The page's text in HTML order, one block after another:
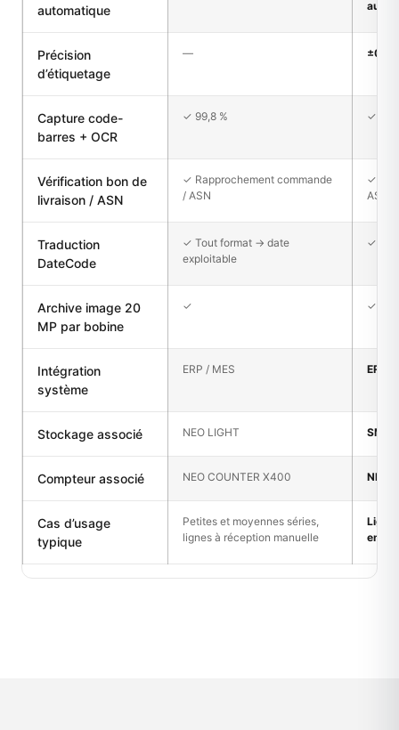
automatique
Précision
d’étiquetage
—
Capture code-
barres + OCR
✓ 99,8 % ✓
Vérification bon de
livraison / ASN
✓ Rapprochement commande
/ ASN
✓
ASN
Traduction
DateCode
✓ Tout format → date
exploitable
✓
Archive image 20
MP par bobine
✓ ✓
Intégration
système
ERP / MES ERP /
Stockage associé NEO LIGHT SMD
Compteur associé NEO COUNTER X400 NEO
Cas d’usage
typique
Petites et moyennes séries,
lignes à réception manuelle